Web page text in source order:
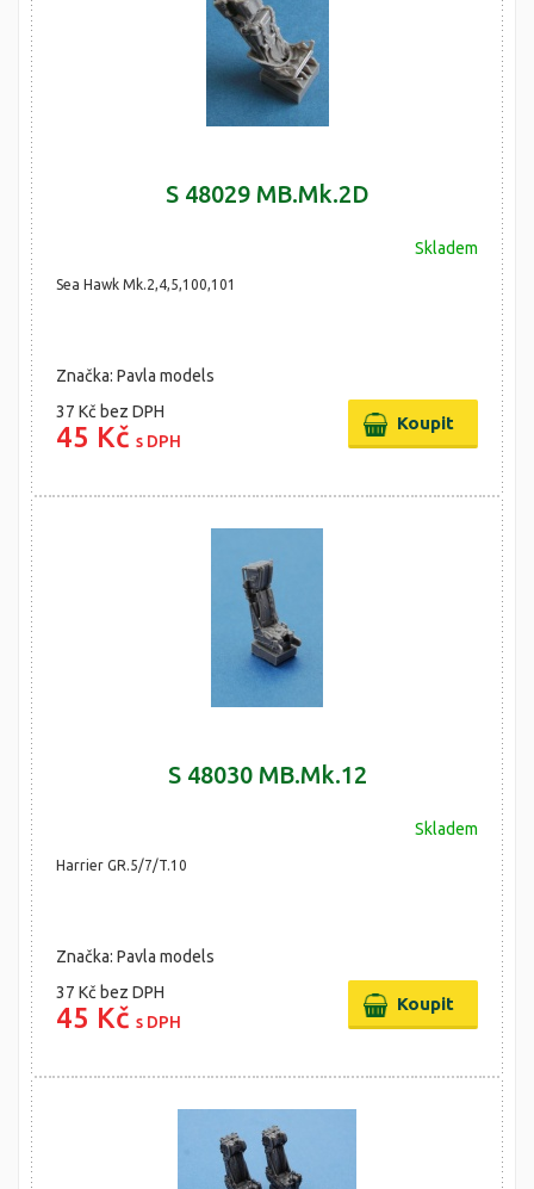
S 48029 MB.Mk.2D
Skladem
Sea Hawk Mk.2,4,5,100,101
Značka: Pavla models
37 Kč bez DPH
45 Kč s DPH
S 48030 MB.Mk.12
Skladem
Harrier GR.5/7/T.10
Značka: Pavla models
37 Kč bez DPH
45 Kč s DPH